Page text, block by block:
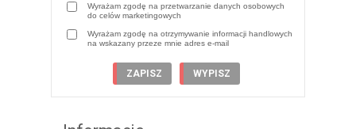
Wyrażam zgodę na przetwarzanie danych osobowych
do celów marketingowych
Wyrażam zgodę na otrzymywanie informacji handlowych
na wskazany przeze mnie adres e-mail